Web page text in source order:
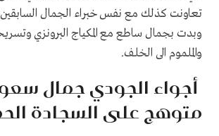
تعاونت كذلك مع نفس خبراء الجمال السابقين
وبدت بجمال ساطع مع المكياج البرونزي
والملموم الى الخلف.
أجواء الجودي جمال
متوهج على السجادة